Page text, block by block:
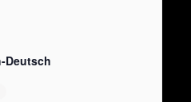
Deutsch